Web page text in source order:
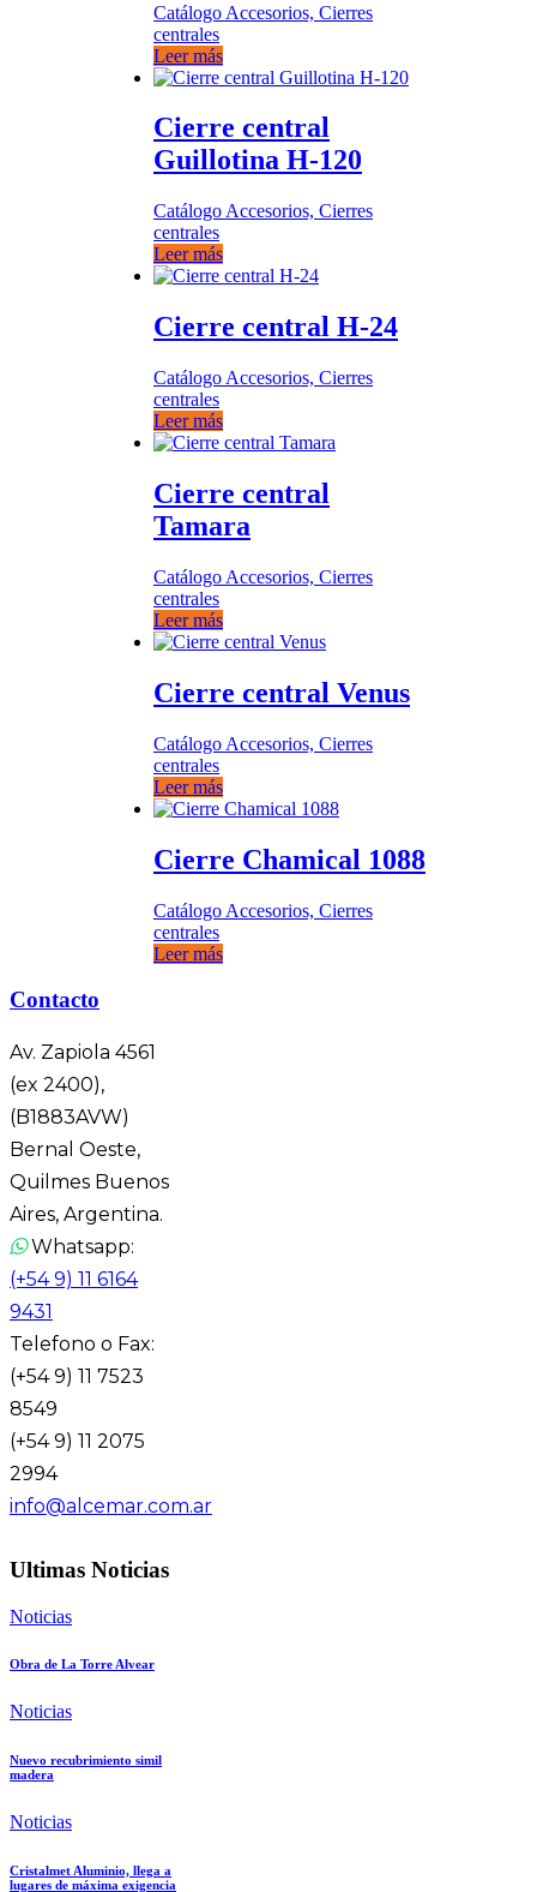
Catálogo Accesorios, Cierres
centrales
Leer más
Cierre central
Guillotina H-120
Catálogo Accesorios, Cierres
centrales
Leer más
Cierre central H-24
Catálogo Accesorios, Cierres
centrales
Leer más
Cierre central
Tamara
Catálogo Accesorios, Cierres
centrales
Leer más
Cierre central Venus
Catálogo Accesorios, Cierres
centrales
Leer más
Cierre Chamical 1088
Catálogo Accesorios, Cierres
centrales
Leer más
Contacto
Av. Zapiola 4561
(ex 2400),
(B1883AVW)
Bernal Oeste,
Quilmes Buenos
Aires, Argentina.
Whatsapp:
(+54 9) 11 6164
9431
Telefono o Fax:
(+54 9) 11 7523
8549
(+54 9) 11 2075
2994
info@alcemar.com.ar
Ultimas Noticias
Noticias
Obra de La Torre Alvear
Noticias
Nuevo recubrimiento simil
madera
Noticias
Cristalmet Aluminio, llega a
lugares de máxima exigencia